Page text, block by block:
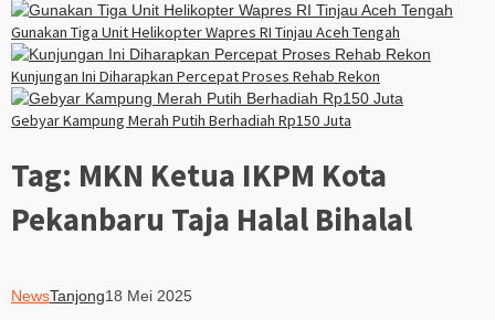
Gunakan Tiga Unit Helikopter Wapres RI Tinjau Aceh Tengah
Kunjungan Ini Diharapkan Percepat Proses Rehab Rekon
Gebyar Kampung Merah Putih Berhadiah Rp150 Juta
Tag: MKN Ketua IKPM Kota
Pekanbaru Taja Halal Bihalal
NewsTanjong18 Mei 2025